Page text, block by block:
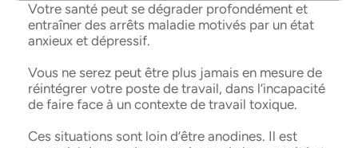
Votre santé peut se dégrader profondément et
entraîner des arrêts maladie motivés par un état
anxieux et dépressif.
Vous ne serez peut être plus jamais en mesure de
réintégrer votre poste de travail, dans l’incapacité
de faire face à un contexte de travail toxique.
Ces situations sont loin d’être anodines. Il est